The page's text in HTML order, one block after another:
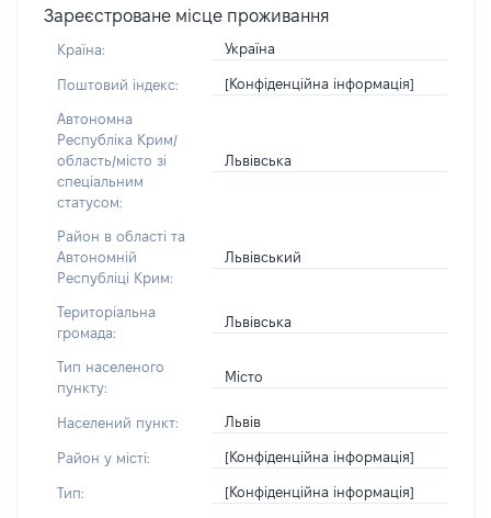
Зареєстроване місце проживання
Країна: Україна
Поштовий індекс: [Конфіденційна інформація]
Автономна
Республіка Крим/
область/місто зі
спеціальним
статусом:
Львівська
Район в області та
Автономній
Республіці Крим:
Львівський
Територіальна
громада:
Львівська
Тип населеного
пункту:
Місто
Населений пункт: Львів
Район у місті: [Конфіденційна інформація]
Тип: [Конфіденційна інформація]